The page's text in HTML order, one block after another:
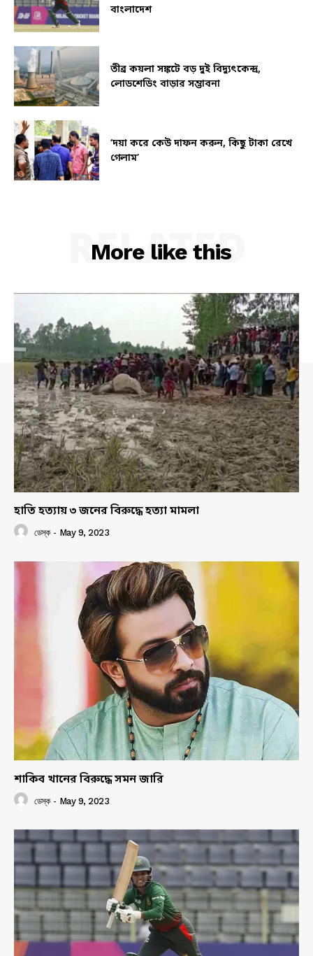
বাংলাদেশ
তীব্র কয়লা সঙ্কটে বড় দুই বিদ্যুৎকেন্দ্র,
লোডশেডিং বাড়ার সম্ভাবনা
‘দয়া করে কেউ দাফন করুন, কিছু টাকা রেখে
গেলাম’
More like this
RELATED
হাতি হত্যায় ৩ জনের বিরুদ্ধে হত্যা মামলা
ডেস্ক - May 9, 2023
শাকিব খানের বিরুদ্ধে সমন জারি
ডেস্ক - May 9, 2023